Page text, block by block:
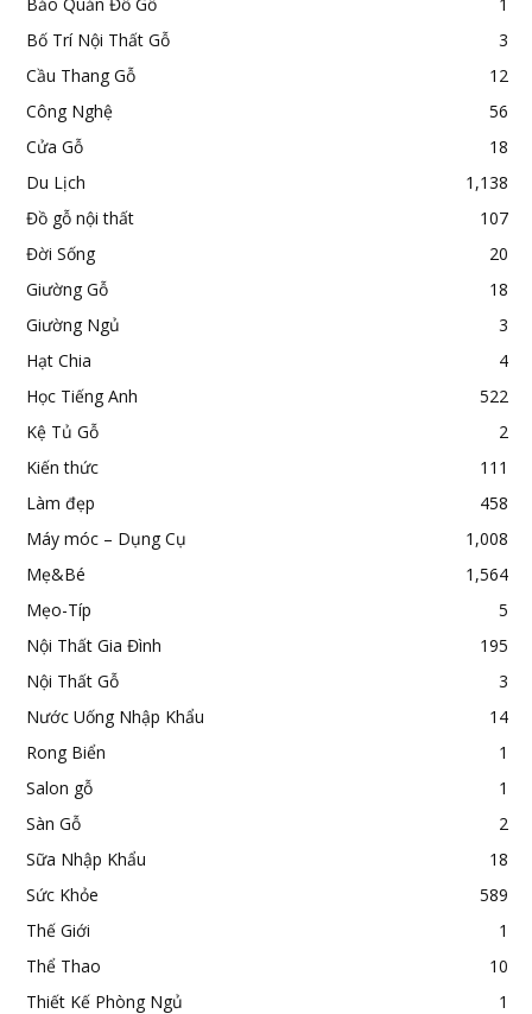
Bố Trí Nội Thất Gỗ
3
Cầu Thang Gỗ
12
Công Nghệ
56
Cửa Gỗ
18
Du Lịch
1,138
Đồ gỗ nội thất
107
Đời Sống
20
Giường Gỗ
18
Giường Ngủ
3
Hạt Chia
4
Học Tiếng Anh
522
Kệ Tủ Gỗ
2
Kiến thức
111
Làm đẹp
458
Máy móc – Dụng Cụ
1,008
Mẹ&Bé
1,564
Mẹo-Típ
5
Nội Thất Gia Đình
195
Nội Thất Gỗ
3
Nước Uống Nhập Khẩu
14
Rong Biển
1
Salon gỗ
1
Sàn Gỗ
2
Sữa Nhập Khẩu
18
Sức Khỏe
589
Thế Giới
1
Thể Thao
10
Thiết Kế Phòng Ngủ
1